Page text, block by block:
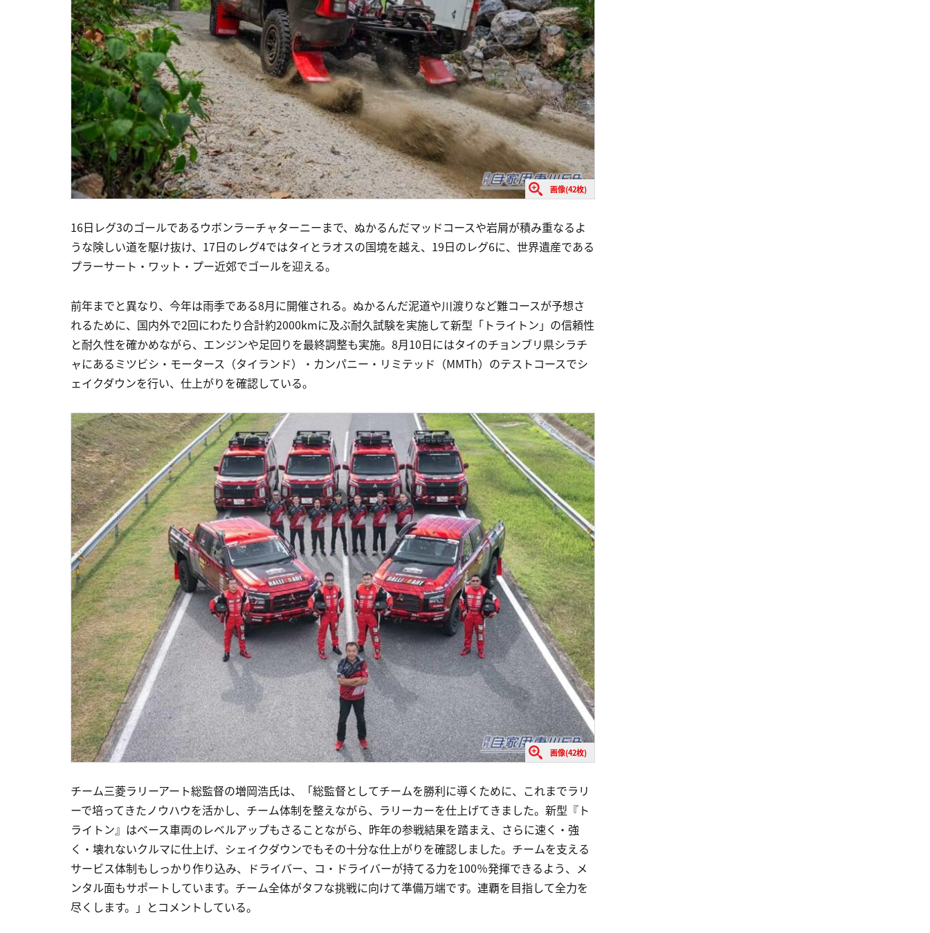
画像(42枚)
16日レグ3のゴールであるウボンラーチャターニーまで、ぬかるんだマッドコースや岩屑が積み重なるよ
うな険しい道を駆け抜け、17日のレグ4ではタイとラオスの国境を越え、19日のレグ6に、世界遺産である
プラーサート・ワット・プー近郊でゴールを迎える。
前年までと異なり、今年は雨季である8月に開催される。ぬかるんだ泥道や川渡りなど難コースが予想さ
れるために、国内外で2回にわたり合計約2000kmに及ぶ耐久試験を実施して新型「トライトン」の信頼性
と耐久性を確かめながら、エンジンや足回りを最終調整も実施。8月10日にはタイのチョンブリ県シラチ
ャにあるミツビシ・モータース（タイランド）・カンパニー・リミテッド（MMTh）のテストコースでシ
ェイクダウンを行い、仕上がりを確認している。
画像(42枚)
チーム三菱ラリーアート総監督の増岡浩氏は、「総監督としてチームを勝利に導くために、これまでラリ
ーで培ってきたノウハウを活かし、チーム体制を整えながら、ラリーカーを仕上げてきました。新型『ト
ライトン』はベース車両のレベルアップもさることながら、昨年の参戦結果を踏まえ、さらに速く・強
く・壊れないクルマに仕上げ、シェイクダウンでもその十分な仕上がりを確認しました。チームを支える
サービス体制もしっかり作り込み、ドライバー、コ・ドライバーが持てる力を100％発揮できるよう、メ
ンタル面もサポートしています。チーム全体がタフな挑戦に向けて準備万端です。連覇を目指して全力を
尽くします。」とコメントしている。